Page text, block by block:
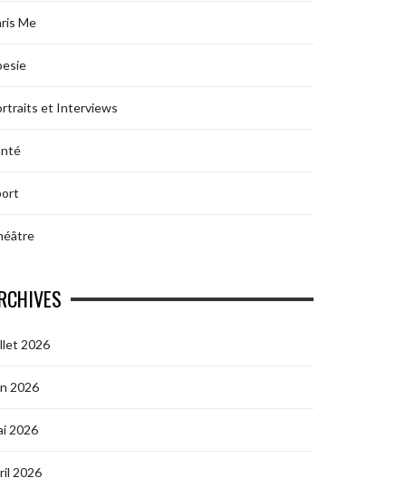
Me
et Interviews
2026
2026
2026
2026